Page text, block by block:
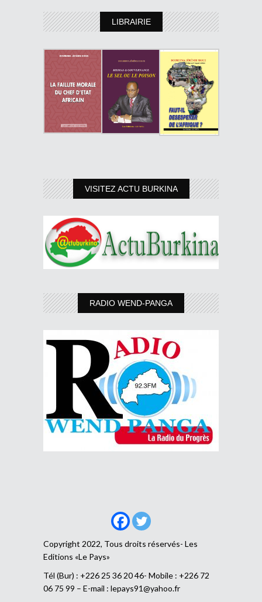
LIBRAIRIE
VISITEZ ACTU BURKINA
RADIO WEND-PANGA
Copyright 2022, Tous droits réservés- Les
Editions «Le Pays»
Tél (Bur) : +226 25 36 20 46- Mobile : +226 72
06 75 99 – E-mail : lepays91@yahoo.fr